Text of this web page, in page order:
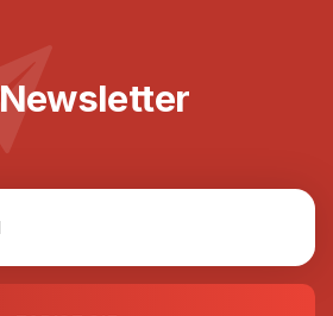
Newsletter